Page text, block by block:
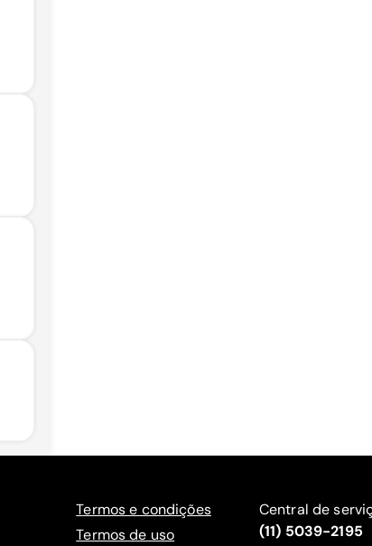
Termos e condições
Termos de uso
Central de
(11) 5039-2195